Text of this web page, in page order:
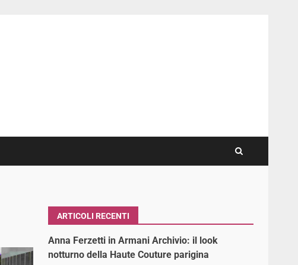
ARTICOLI RECENTI
Anna Ferzetti in Armani Archivio: il look
notturno della Haute Couture parigina